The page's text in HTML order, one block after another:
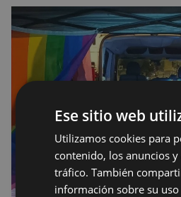
Ese sitio web
Utilizamos cookies para
contenido, los anuncios
tráfico. También
información sobre su